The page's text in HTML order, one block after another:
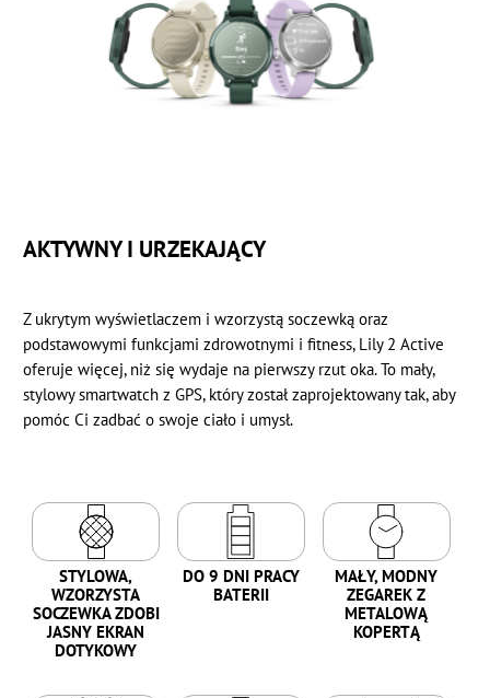
AKTYWNY I URZEKAJĄCY
Z ukrytym wyświetlaczem i wzorzystą soczewką oraz
podstawowymi funkcjami zdrowotnymi i fitness, Lily 2 Active
oferuje więcej, niż się wydaje na pierwszy rzut oka. To mały,
stylowy smartwatch z GPS, który został zaprojektowany tak, aby
pomóc Ci zadbać o swoje ciało i umysł.
STYLOWA,
WZORZYSTA
SOCZEWKA ZDOBI
JASNY EKRAN
DOTYKOWY
DO 9 DNI PRACY
BATERII
MAŁY, MODNY
ZEGAREK Z
METALOWĄ
KOPERTĄ